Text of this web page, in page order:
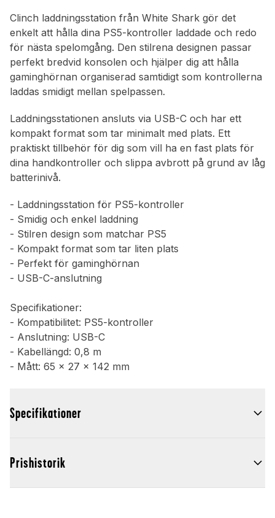
Clinch laddningsstation från White Shark gör det
enkelt att hålla dina PS5-kontroller laddade och redo
för nästa spelomgång. Den stilrena designen passar
perfekt bredvid konsolen och hjälper dig att hålla
gaminghörnan organiserad samtidigt som kontrollerna
laddas smidigt mellan spelpassen.
Laddningsstationen ansluts via USB-C och har ett
kompakt format som tar minimalt med plats. Ett
praktiskt tillbehör för dig som vill ha en fast plats för
dina handkontroller och slippa avbrott på grund av låg
batterinivå.
- Laddningsstation för PS5-kontroller
- Smidig och enkel laddning
- Stilren design som matchar PS5
- Kompakt format som tar liten plats
- Perfekt för gaminghörnan
- USB-C-anslutning
Specifikationer:
- Kompatibilitet: PS5-kontroller
- Anslutning: USB-C
- Kabellängd: 0,8 m
- Mått: 65 x 27 x 142 mm
Specifikationer
Prishistorik